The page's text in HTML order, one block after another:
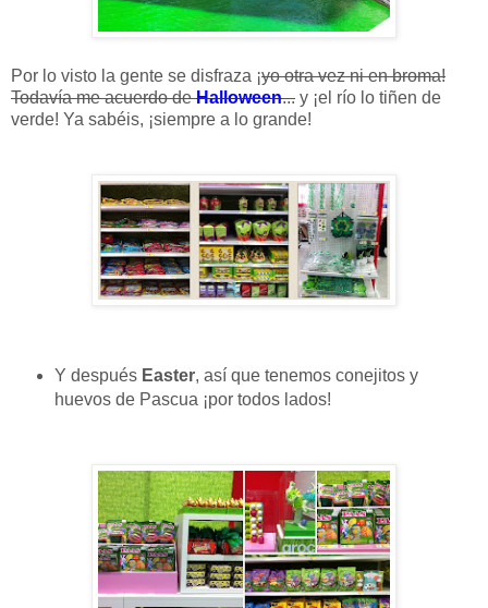
Por lo visto la gente se disfraza ¡yo otra vez ni en broma!
Todavía me acuerdo deHalloween... y ¡el río lo tiñen de
verde! Ya sabéis, ¡siempre a lo grande!
Y después Easter, así que tenemos conejitos y
huevos de Pascua ¡por todos lados!